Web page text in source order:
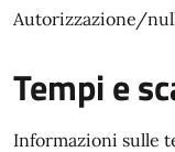
Autorizzazione/
Tempi e
Informazioni sulle